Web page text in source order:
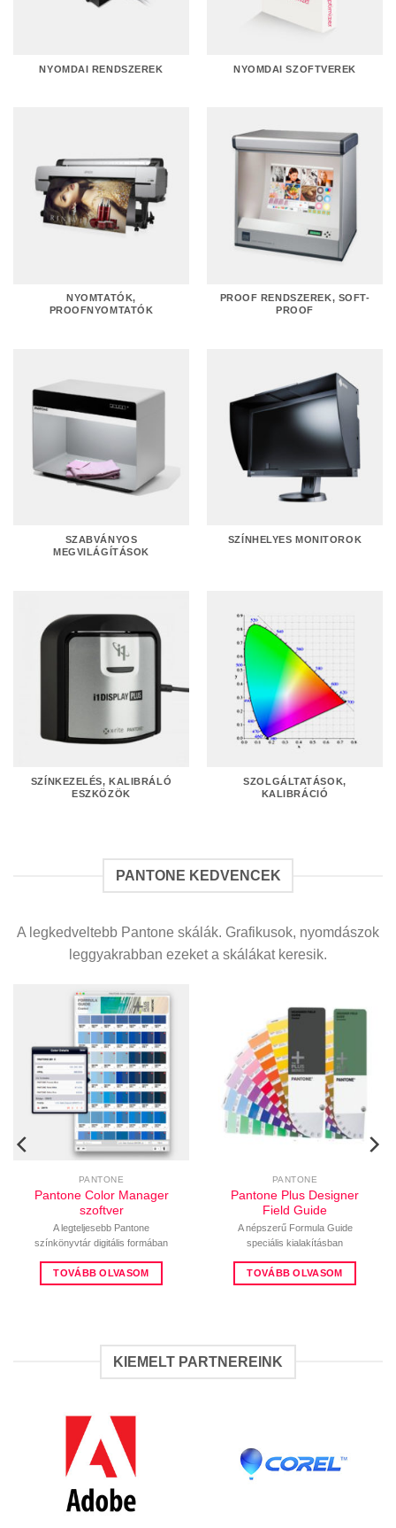
NYOMDAI RENDSZEREK NYOMDAI SZOFTVEREK
NYOMTATÓK,
PROOFNYOMTATÓK
PROOF RENDSZEREK, SOFT-
PROOF
SZABVÁNYOS
MEGVILÁGÍTÁSOK
SZÍNHELYES MONITOROK
SZÍNKEZELÉS, KALIBRÁLÓ
ESZKÖZÖK
SZOLGÁLTATÁSOK,
KALIBRÁCIÓ
PANTONE KEDVENCEK
A legkedveltebb Pantone skálák. Grafikusok, nyomdászok
leggyakrabban ezeket a skálákat keresik.
PANTONE
Pantone Color Manager
szoftver
A legteljesebb Pantone
színkönyvtár digitális formában
TOVÁBB OLVASOM
PANTONE
Pantone Plus Designer
Field Guide
A népszerű Formula Guide
speciális kialakításban
TOVÁBB OLVASOM
KIEMELT PARTNEREINK